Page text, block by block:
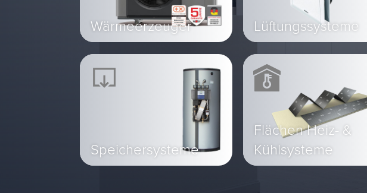
Wärmeerzeuger Lüftungssysteme
Speichersysteme
Flächen Heiz- &
Kühlsysteme